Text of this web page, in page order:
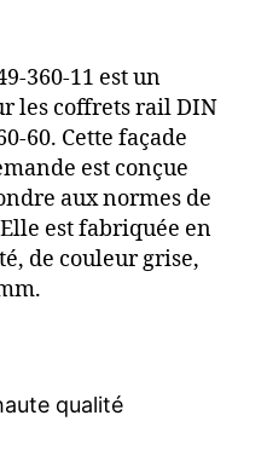
360-11 est un
les coffrets rail DIN
60. Cette façade
est conçue
aux normes de
est fabriquée en
de couleur grise,
qualité